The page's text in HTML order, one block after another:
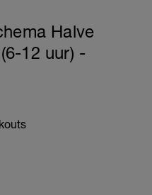
Halve
12 uur) -